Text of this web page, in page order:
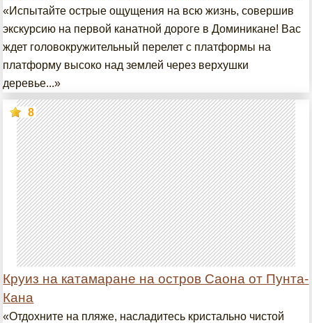
«Испытайте острые ощущения на всю жизнь, совершив
экскурсию на первой канатной дороге в Доминикане! Вас
ждет головокружительный перелет с платформы на
платформу высоко над землей через верхушки
деревье...»
Круиз на катамаране на остров Саона от Пунта-
Кана
8
«Отдохните на пляже, насладитесь кристально чистой